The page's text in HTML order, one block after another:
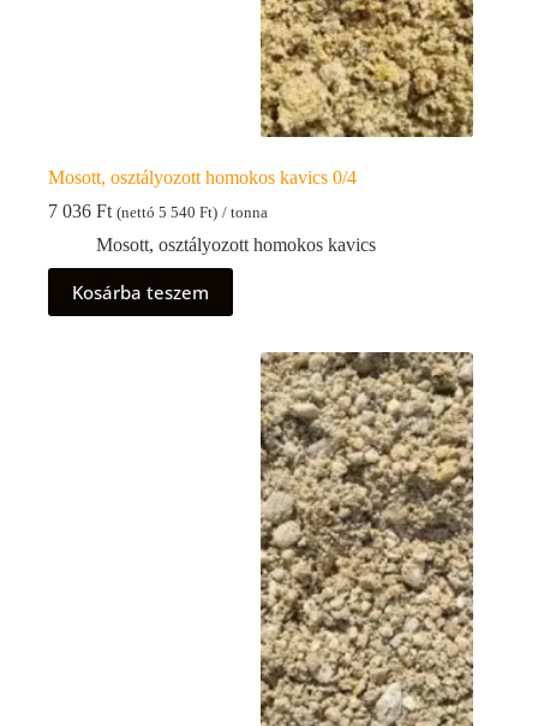
Mosott, osztályozott homokos kavics 0/4
7 036 Ft (nettó 5 540 Ft) / tonna
Mosott, osztályozott homokos kavics
Kosárba teszem